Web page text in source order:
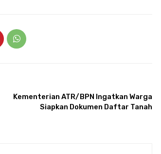
Kementerian ATR/BPN Ingatkan Warga
Siapkan Dokumen Daftar Tanah